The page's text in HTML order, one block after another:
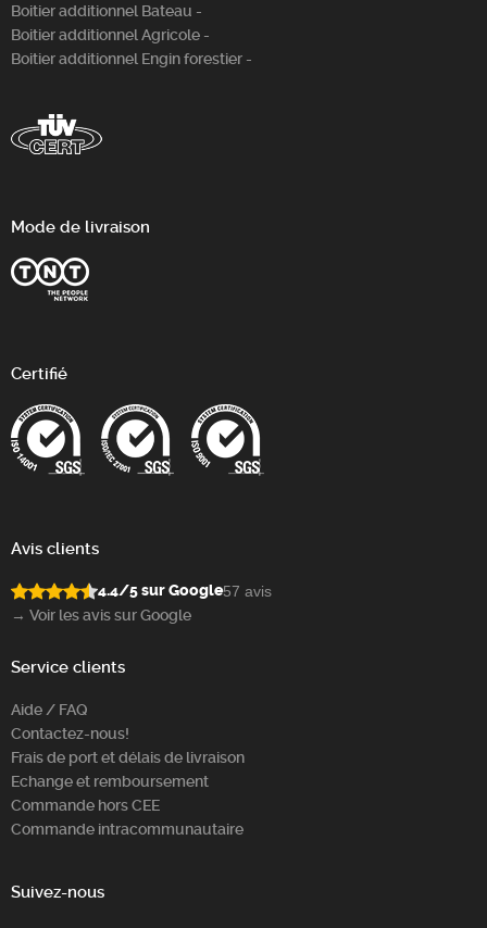
Boitier additionnel Bateau -
Boitier additionnel Agricole -
Boitier additionnel Engin forestier -
Mode de livraison
Certifié
Avis clients
4.4/5 sur Google57 avis
→ Voir les avis sur Google
Service clients
Aide / FAQ
Contactez-nous!
Frais de port et délais de livraison
Echange et remboursement
Commande hors CEE
Commande intracommunautaire
Suivez-nous